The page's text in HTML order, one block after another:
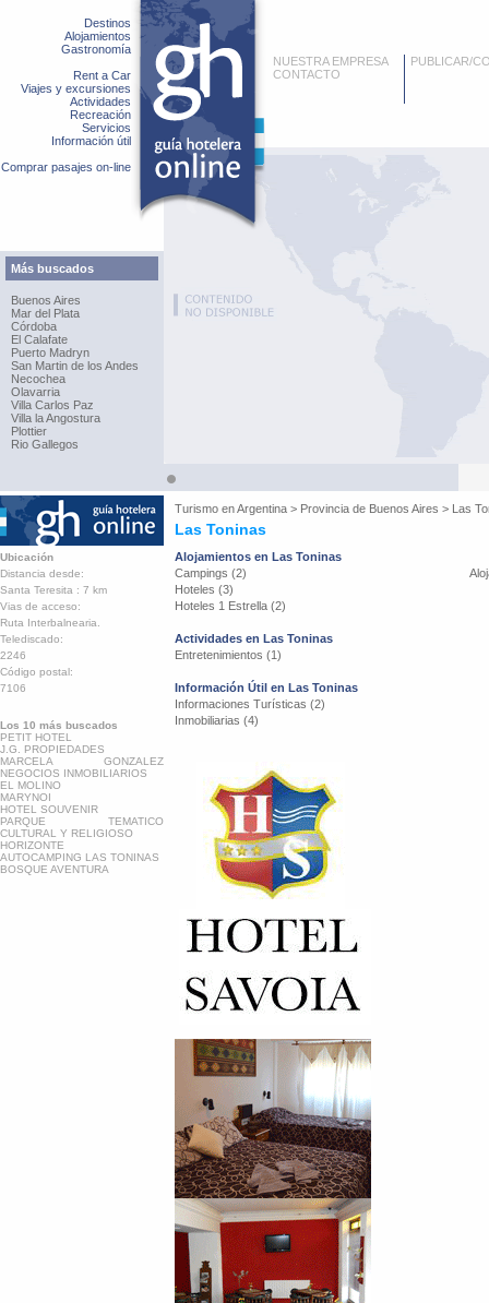
Destinos
Alojamientos
Gastronomía
Rent a Car
Viajes y excursiones
Actividades
Recreación
Servicios
Información útil
Comprar pasajes on-line
Más buscados
Buenos Aires
Mar del Plata
Córdoba
El Calafate
Puerto Madryn
San Martin de los Andes
Necochea
Olavarria
Villa Carlos Paz
Villa la Angostura
Plottier
Rio Gallegos
NUESTRA EMPRESA
CONTACTO
PUBLICAR/
Turismo enArgentina > Provincia de Buenos Aires > Las
Las Toninas
Ubicación
Distancia desde:
Santa Teresita : 7 km
Vias de acceso:
Ruta Interbalnearia.
Telediscado:
2246
Código postal:
7106
Los 10 más buscados
PETIT HOTEL
J.G. PROPIEDADES
MARCELA GONZALEZ
NEGOCIOS INMOBILIARIOS
EL MOLINO
MARYNOI
HOTEL SOUVENIR
PARQUE TEMATICO
CULTURAL Y RELIGIOSO
HORIZONTE
AUTOCAMPING LAS TONINAS
BOSQUE AVENTURA
Alojamientos en Las Toninas
Campings (2)
Hoteles (3)
Hoteles 1 Estrella (2)
Actividades en Las Toninas
Entretenimientos (1)
Información Útil en Las Toninas
Informaciones Turísticas (2)
Inmobiliarias (4)